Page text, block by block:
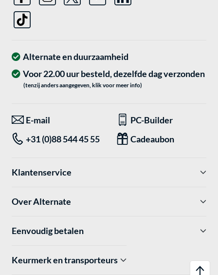
Alternate en duurzaamheid
Voor 22.00 uur besteld, dezelfde dag verzonden
(tenzij anders aangegeven, klik voor meer info)
E-mail
PC-Builder
+31 (0)88 544 45 55
Cadeaubon
Klantenservice
Over Alternate
Eenvoudig betalen
Keurmerk en transporteurs